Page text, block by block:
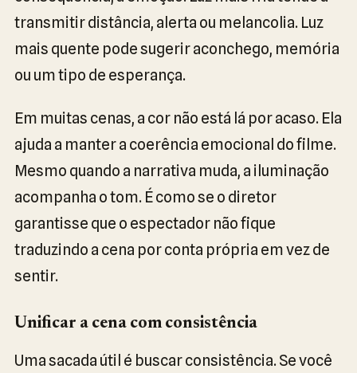
transmitir distância, alerta ou melancolia. Luz
mais quente pode sugerir aconchego, memória
ou um tipo de esperança.
Em muitas cenas, a cor não está lá por acaso. Ela
ajuda a manter a coerência emocional do filme.
Mesmo quando a narrativa muda, a iluminação
acompanha o tom. É como se o diretor
garantisse que o espectador não fique
traduzindo a cena por conta própria em vez de
sentir.
Unificar a cena com consistência
Uma sacada útil é buscar consistência. Se você